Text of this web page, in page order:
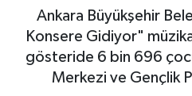
Ankara Büyükşehir
Konsere Gidiyor"
gösteride 6 bin 696
Merkezi ve Gençlik